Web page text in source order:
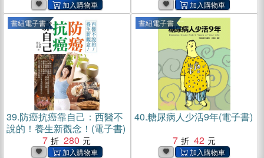
書紐電子書
39.防癌抗癌靠自己：西醫不
說的！養生新觀念！(電子書)
7
280
書紐電子書
40.糖尿病人少活9年(電子書)
7
42